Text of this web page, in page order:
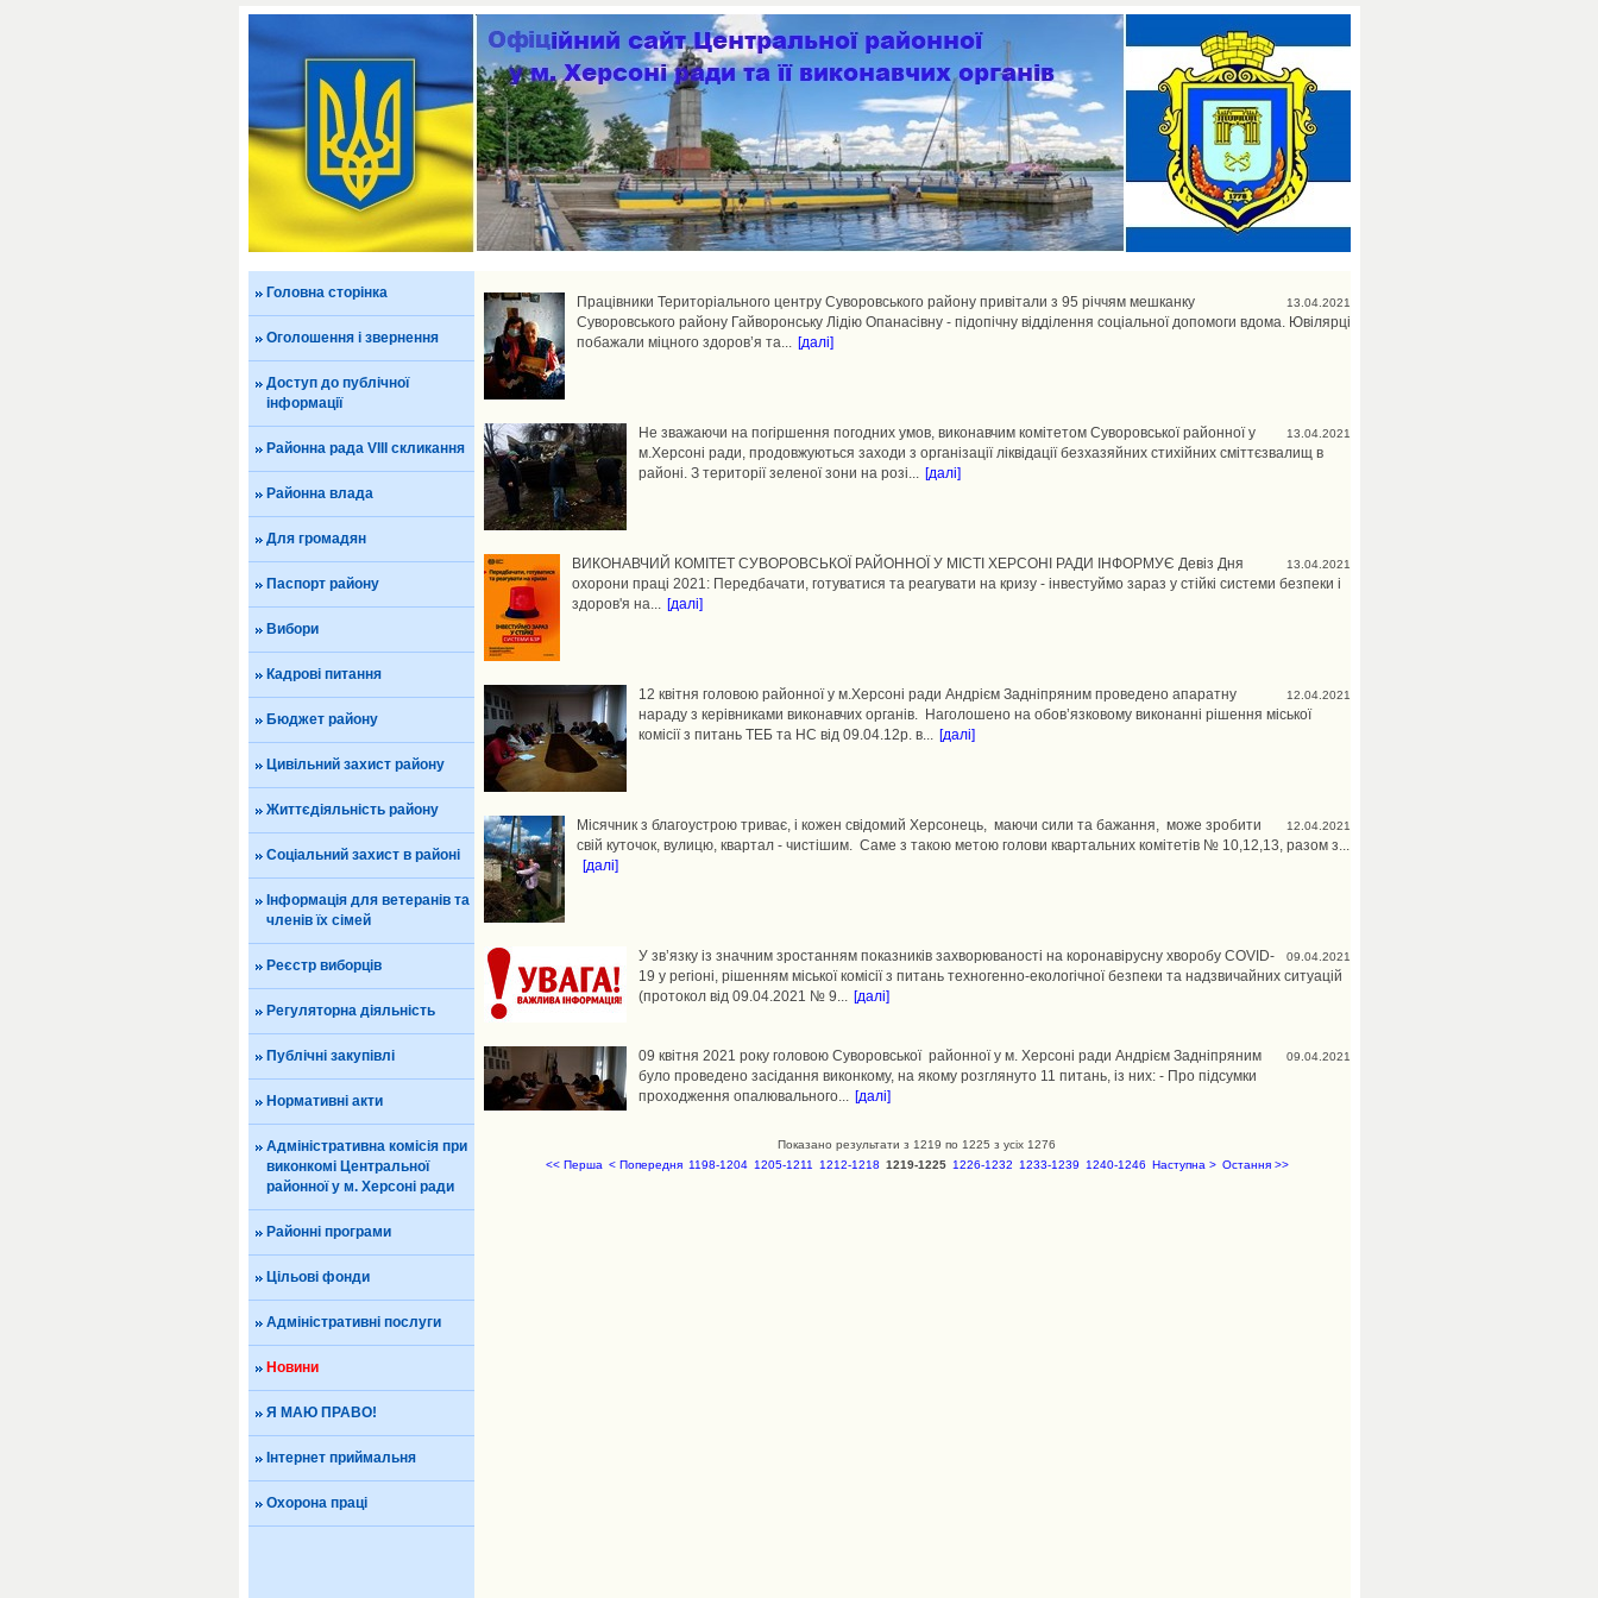
Головна сторінка
Оголошення і звернення
Доступ до публічної
інформації
Районна рада VIII скликання
Районна влада
Для громадян
Паспорт району
Вибори
Кадрові питання
Бюджет району
Цивільний захист району
Життєдіяльність району
Соціальний захист в районі
Інформація для ветеранів та
членів їх сімей
Реєстр виборців
Регуляторна діяльність
Публічні закупівлі
Нормативні акти
Адміністративна комісія при
виконкомі Центральної
районної у м. Херсоні ради
Районні програми
Цільові фонди
Адміністративні послуги
Новини
Я МАЮ ПРАВО!
Інтернет приймальня
Охорона праці
13.04.2021
Працівники Територіального центру Суворовського району привітали з 95 річчям мешканку
Суворовського району Гайворонську Лідію Опанасівну - підопічну відділення соціальної допомоги вдома. Ювілярці
побажали міцного здоров’я та... [далі]
13.04.2021
Не зважаючи на погіршення погодних умов, виконавчим комітетом Суворовської районної у
м.Херсоні ради, продовжуються заходи з організації ліквідації безхазяйних стихійних сміттєзвалищ в
районі. З території зеленої зони на розі... [далі]
13.04.2021
ВИКОНАВЧИЙ КОМІТЕТ СУВОРОВСЬКОЇ РАЙОННОЇ У МІСТІ ХЕРСОНІ РАДИ ІНФОРМУЄ Девіз Дня
охорони праці 2021: Передбачати, готуватися та реагувати на кризу - інвестуймо зараз у стійкі системи безпеки і
здоров'я на... [далі]
12.04.2021
12 квітня головою районної у м.Херсоні ради Андрієм Задніпряним проведено апаратну
нараду з керівниками виконавчих органів. Наголошено на обов’язковому виконанні рішення міської
комісії з питань ТЕБ та НС від 09.04.12р. в... [далі]
12.04.2021
Місячник з благоустрою триває, і кожен свідомий Херсонець, маючи сили та бажання, може зробити
свій куточок, вулицю, квартал - чистішим. Саме з такою метою голови квартальних комітетів № 10,12,13, разом з...
[далі]
09.04.2021
У зв’язку із значним зростанням показників захворюваності на коронавірусну хворобу COVID-
19 у регіоні, рішенням міської комісії з питань техногенно-екологічної безпеки та надзвичайних ситуацій
(протокол від 09.04.2021 № 9... [далі]
09.04.2021
09 квітня 2021 року головою Суворовської районної у м. Херсоні ради Андрієм Задніпряним
було проведено засідання виконкому, на якому розглянуто 11 питань, із них: - Про підсумки
проходження опалювального... [далі]
Показано результати з 1219 по 1225 з усіх 1276
<< Перша < Попередня 1198-1204 1205-1211 1212-1218 1219-1225 1226-1232 1233-1239 1240-1246 Наступна > Остання >>